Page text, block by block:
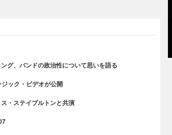
グ、バンドの政治性について思いを語る
ック・ビデオが公開
・ステイプルトンと共演